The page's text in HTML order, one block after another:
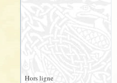
Hors ligne